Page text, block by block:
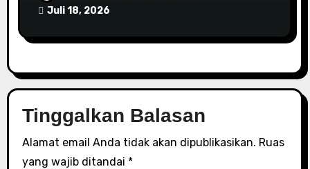
Juli 18, 2026
Tinggalkan Balasan
Alamat email Anda tidak akan dipublikasikan. Ruas
yang wajib ditandai *